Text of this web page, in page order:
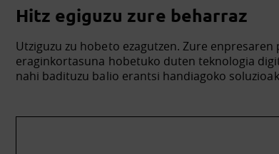
Hitz egiguzu zure beharraz
Utziguzu zu hobeto ezagutzen. Zure
eraginkortasuna hobetuko duten teknologia
nahi badituzu balio erantsi handiagoko